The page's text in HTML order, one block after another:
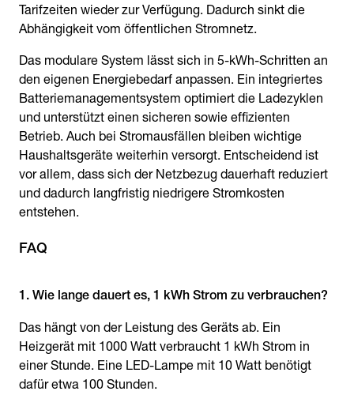
Tarifzeiten wieder zur Verfügung. Dadurch sinkt die
Abhängigkeit vom öffentlichen Stromnetz.
Das modulare System lässt sich in 5-kWh-Schritten an
den eigenen Energiebedarf anpassen. Ein integriertes
Batteriemanagementsystem optimiert die Ladezyklen
und unterstützt einen sicheren sowie effizienten
Betrieb. Auch bei Stromausfällen bleiben wichtige
Haushaltsgeräte weiterhin versorgt. Entscheidend ist
vor allem, dass sich der Netzbezug dauerhaft reduziert
und dadurch langfristig niedrigere Stromkosten
entstehen.
FAQ
1. Wie lange dauert es, 1 kWh Strom zu verbrauchen?
Das hängt von der Leistung des Geräts ab. Ein
Heizgerät mit 1000 Watt verbraucht 1 kWh Strom in
einer Stunde. Eine LED-Lampe mit 10 Watt benötigt
dafür etwa 100 Stunden.